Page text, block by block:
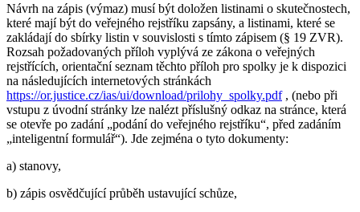
Návrh na zápis (výmaz) musí být doložen listinami o skutečnostech,
které mají být do veřejného rejstříku zapsány, a listinami, které se
zakládají do sbírky listin v souvislosti s tímto zápisem (§ 19 ZVR).
Rozsah požadovaných příloh vyplývá ze zákona o veřejných
rejstřících, orientační seznam těchto příloh pro spolky je k dispozici
na následujících internetových stránkách
https://or.justice.cz/ias/ui/download/prilohy_spolky.pdf, (nebo při
vstupu z úvodní stránky lze nalézt příslušný odkaz na stránce, která
se otevře po zadání „podání do veřejného rejstříku“, před zadáním
„inteligentní formulář“). Jde zejména o tyto dokumenty:
a) stanovy,
b) zápis osvědčující průběh ustavující schůze,